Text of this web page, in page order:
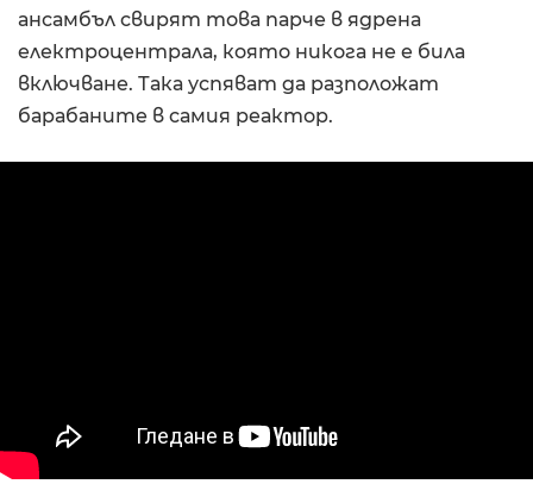
ансамбъл свирят това парче в ядрена
електроцентрала, която никога не е била
включване. Така успяват да разположат
барабаните в самия реактор.